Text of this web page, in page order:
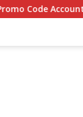
Account